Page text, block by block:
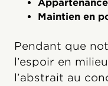
Maintien en
Pendant que
l’espoir en
l’abstrait au